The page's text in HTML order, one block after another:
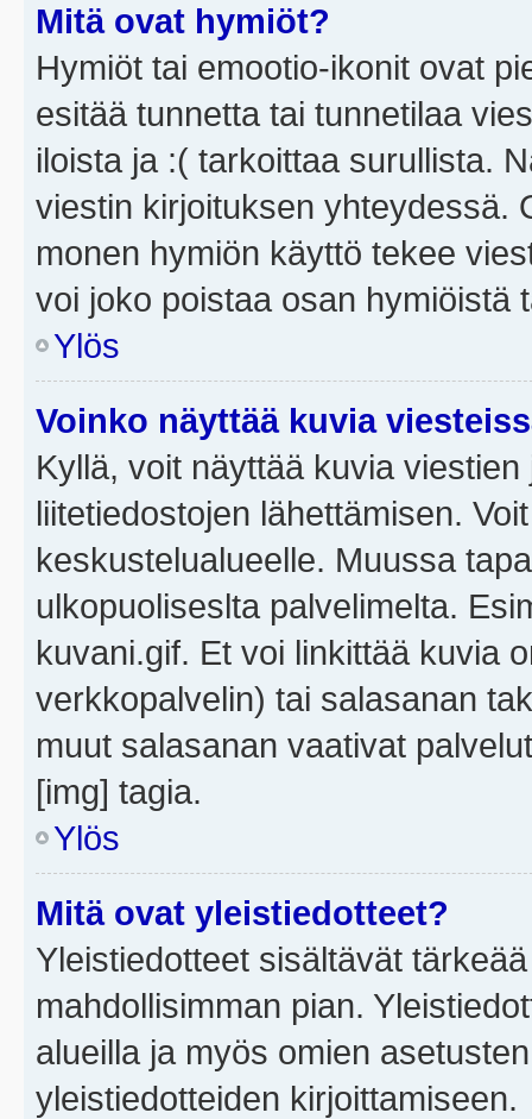
Mitä ovat hymiöt?
Hymiöt tai emootio-ikonit ovat
esitää tunnetta tai tunnetilaa
iloista ja :( tarkoittaa surullista.
viestin kirjoituksen yhteydessä.
monen hymiön käyttö tekee
voi joko poistaa osan hymiöistä
Ylös
Voinko näyttää kuvia
Kyllä, voit näyttää kuvia
liitetiedostojen lähettämisen.
keskustelualueelle. Muussa
ulkopuoliseslta palvelimelta.
kuvani.gif. Et voi linkittää kuvia
verkkopalvelin) tai salasanan
muut salasanan vaativat
[img] tagia.
Ylös
Mitä ovat yleistiedotteet?
Yleistiedotteet sisältävät
mahdollisimman pian.
alueilla ja myös omien
yleistiedotteiden kirjoittamiseen.